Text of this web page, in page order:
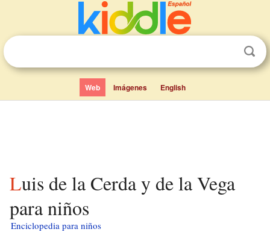
Web Imágenes English
Luis de la Cerda y de la Vega
para niños
Enciclopedia para niños